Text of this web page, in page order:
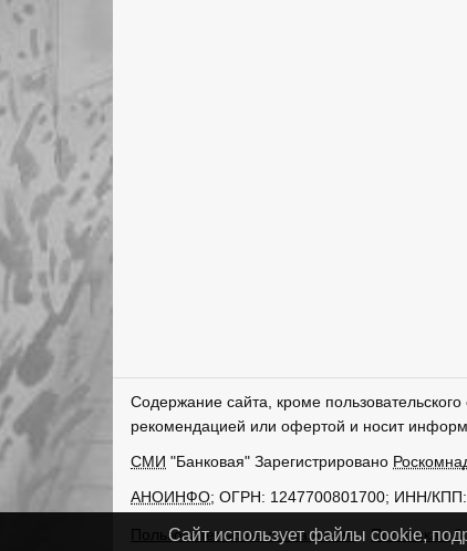
Содержание сайта, кроме
рекомендацией или офертой и носит
СМИ "Банковая" Зарегистрировано
АНОИНФО; ОГРН: 1247700801700; ИНН/КПП:
Пользовательское соглашение Политика
Сайт использует файлы cookie,